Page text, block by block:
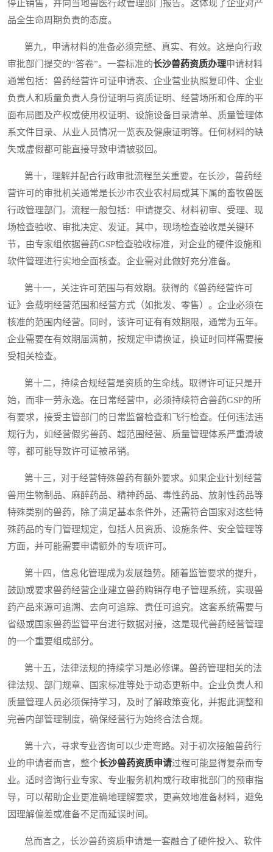
停止销售，并向当地兽医行政管理部门报告。这体现了企业对产
品全生命周期负责的态度。
第九，申请材料的准备必须完整、真实、有效。这是向行政
审批部门提交的“答卷”。一套标准的长沙兽药资质办理申请材料
通常包括：兽药经营许可证申请表、企业营业执照复印件、企业
负责人和质量负责人身份证明与资质证明、经营场所和仓库的平
面布局图及产权或使用权证明、设施设备目录清单、质量管理体
系文件目录、从业人员情况一览表及健康证明等。任何材料的缺
失或虚假都可能直接导致申请被驳回。
第十，理解并配合行政审批流程至关重要。在长沙，兽药经
营许可的审批机关通常是长沙市农业农村局或其下属的畜牧兽医
行政管理部门。流程一般包括：申请提交、材料初审、受理、现
场检查验收、审批决定、发证。其中，现场检查验收是关键环
节，由专家组依据兽药GSP检查验收标准，对企业的硬件设施和
软件管理进行实地全面核查。企业需对此做好充分准备。
第十一，关注许可范围与有效期。获得的《兽药经营许可
证》会载明经营范围和经营方式（如批发、零售）。企业必须在
核准的范围内经营。同时，该许可证有有效期限，通常为五年。
企业需要在有效期届满前，按规定申请换证，换证时同样需要接
受相关检查。
第十二，持续合规经营是资质的生命线。取得许可证只是开
始，而非一劳永逸。在日常经营中，必须持续符合兽药GSP的所
有要求，接受主管部门的日常监督检查和飞行检查。任何违法违
规行为，如经营假劣兽药、超范围经营、质量管理体系严重滑坡
等，都可能导致许可证被吊销。
第十三，对于经营特殊兽药有额外要求。如果企业计划经营
兽用生物制品、麻醉药品、精神药品、毒性药品、放射性药品等
特殊类别的兽药，除了满足基本条件外，还需符合国家对这些特
殊药品的专门管理规定，包括人员资质、设施条件、安全管理等
方面，并可能需要申请额外的专项许可。
第十四，信息化管理成为发展趋势。随着监管要求的提升，
鼓励或要求兽药经营企业建立兽药购销存电子管理系统，实现兽
药产品来源可追溯、去向可追踪、责任可追究。这套系统需要与
省级或国家兽药监管平台进行数据对接，这是现代兽药经营管理
的一个重要组成部分。
第十五，法律法规的持续学习是必修课。兽药管理相关的法
律法规、部门规章、国家标准等处于动态更新中。企业负责人和
质量管理人员必须保持学习，及时了解政策变化，并据此调整和
完善内部管理制度，确保经营行为始终合法合规。
第十六，寻求专业咨询可以少走弯路。对于初次接触兽药行
业的申请者而言，整个长沙兽药资质申请过程可能显得复杂而专
业。适时咨询行业专家、专业服务机构或行政审批部门的预审指
导，可以帮助企业更准确地理解要求，更高效地准备材料，避免
因理解偏差或准备不足而延误时间。
总而言之，长沙兽药资质申请是一套融合了硬件投入、软件